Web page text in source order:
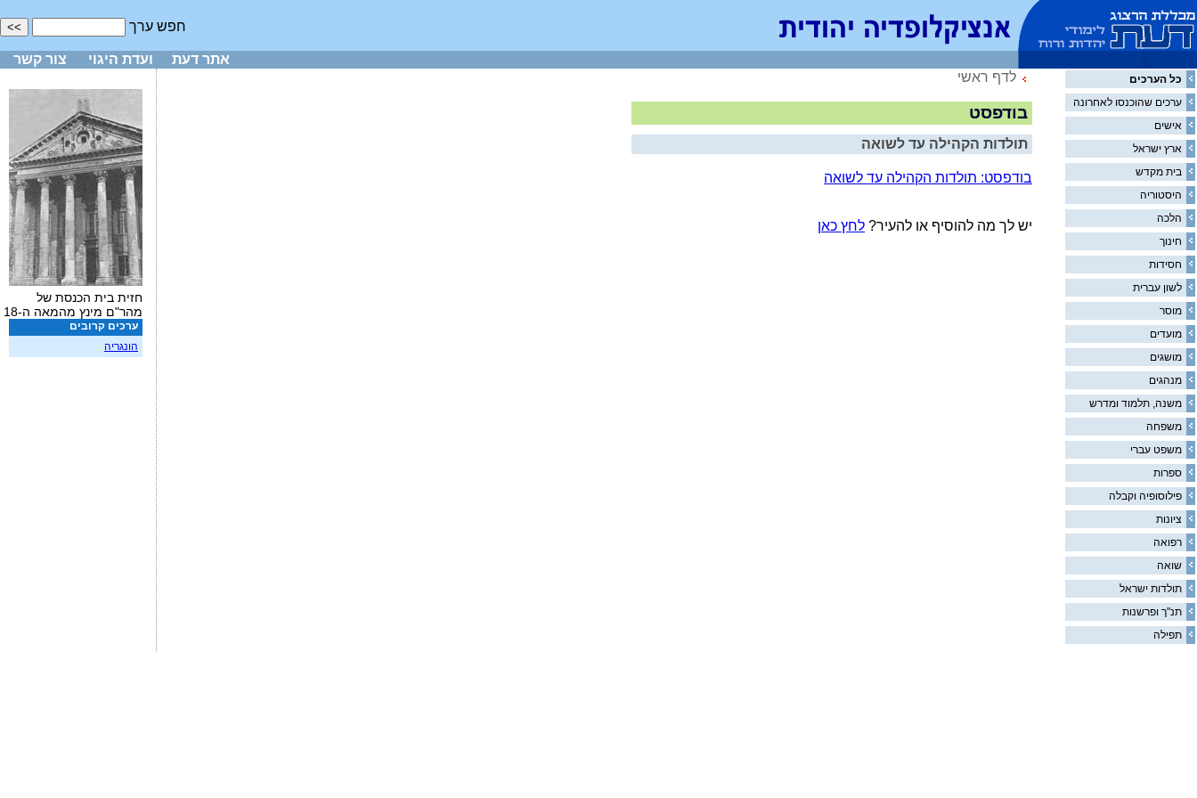
חפש ערך
אתר דעת ועדת היגוי צור קשר
כל הערכים
ערכים שהוכנסו לאחרונה
אישים
ארץ ישראל
בית מקדש
היסטוריה
הלכה
חינוך
חסידות
לשון עברית
מוסר
מועדים
מושגים
מנהגים
משנה, תלמוד ומדרש
משפחה
משפט עברי
ספרות
פילוסופיה וקבלה
ציונות
רפואה
שואה
תולדות ישראל
תנ"ך ופרשנות
תפילה
לדף ראשי
בודפסט
תולדות הקהילה עד לשואה
בודפסט: תולדות הקהילה עד לשואה
יש לך מה להוסיף או להעיר? לחץ כאן
חזית בית הכנסת של
מהר"ם מינץ מהמאה ה-18
ערכים קרובים
הונגריה